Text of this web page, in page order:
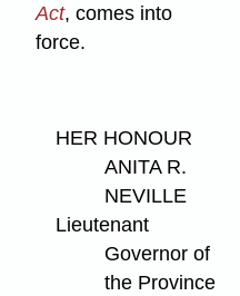
Act, comes into
force.
HER HONOUR
ANITA R.
NEVILLE
Lieutenant
Governor of
the Province